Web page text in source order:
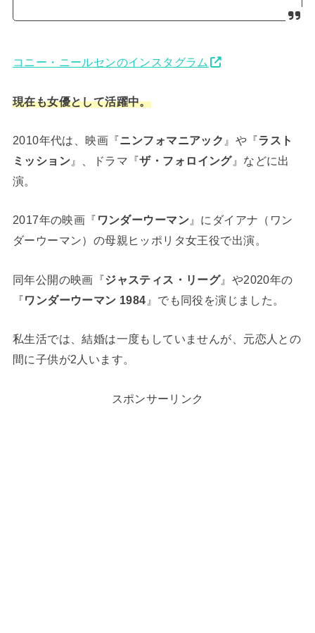
コニー・ニールセンのインスタグラム
現在も女優として活躍中。
2010年代は、映画『ニンフォマニアック 』や『ラスト
ミッション』、ドラマ『ザ・フォロイング』などに出
演。
2017年の映画『 ワンダーウーマン』にダイアナ（ワン
ダーウーマン）の母親ヒッポリタ女王役で出演。
同年公開の映画『ジャスティス・リーグ』や2020年の
『ワンダーウーマン 1984 』でも同役を演じました。
私生活では、結婚は一度もしていませんが、元恋人との
間に子供が2人います。
スポンサーリンク